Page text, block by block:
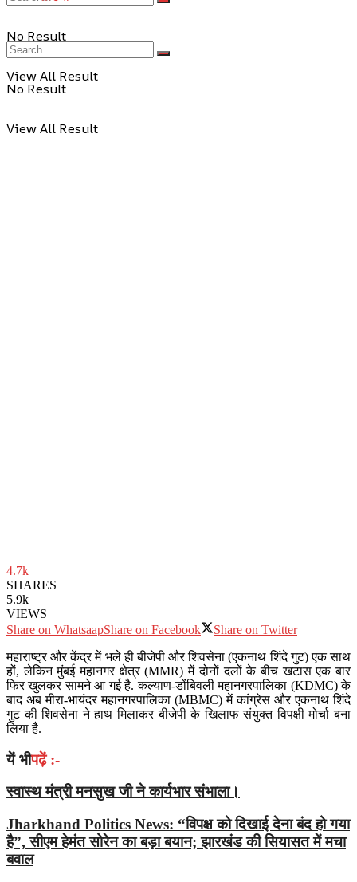
No Result
View All Result
No Result
View All Result
4.7k
SHARES
5.9k
VIEWS
Share on WhatsaapShare on Facebook
Share on Twitter
महाराष्ट्र और केंद्र में भले ही बीजेपी और शिवसेना (एकनाथ शिंदे गुट) एक साथ
हों, लेकिन मुंबई महानगर क्षेत्र (MMR) में दोनों दलों के बीच खटास एक बार
फिर खुलकर सामने आ गई है. कल्याण-डोंबिवली महानगरपालिका (KDMC) के
बाद अब मीरा-भायंदर महानगरपालिका (MBMC) में कांग्रेस और एकनाथ शिंदे
गुट की शिवसेना ने हाथ मिलाकर बीजेपी के खिलाफ संयुक्त विपक्षी मोर्चा बना
लिया है.
यें भीपढ़ें :-
स्वास्थ मंत्री मनसुख जी ने कार्यभार संभाला।
Jharkhand Politics News: “विपक्ष को दिखाई देना बंद हो गया
है”, सीएम हेमंत सोरेन का बड़ा बयान; झारखंड की सियासत में मचा
बवाल